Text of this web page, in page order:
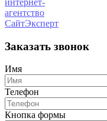
Заказать звонок
Имя
Телефон
Кнопка формы